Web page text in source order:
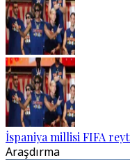
İspaniya millisi FIFA
Araşdırma